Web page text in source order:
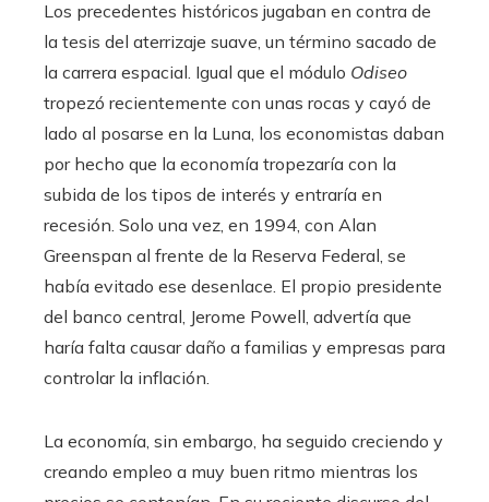
Los precedentes históricos jugaban en contra de
la tesis del aterrizaje suave, un término sacado de
la carrera espacial. Igual que el módulo Odiseo
tropezó recientemente con unas rocas y cayó de
lado al posarse en la Luna, los economistas daban
por hecho que la economía tropezaría con la
subida de los tipos de interés y entraría en
recesión. Solo una vez, en 1994, con Alan
Greenspan al frente de la Reserva Federal, se
había evitado ese desenlace. El propio presidente
del banco central, Jerome Powell, advertía que
haría falta causar daño a familias y empresas para
controlar la inflación.
La economía, sin embargo, ha seguido creciendo y
creando empleo a muy buen ritmo mientras los